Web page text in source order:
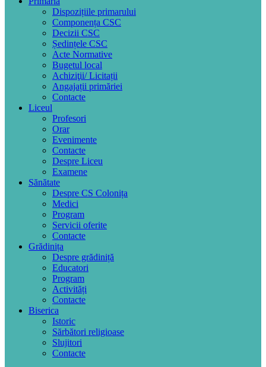
Dispozițiile primarului
Componența CSC
Decizii CSC
Ședințele CSC
Acte Normative
Bugetul local
Achiziţii/ Licitații
Angajații primăriei
Contacte
Liceul
Profesori
Orar
Evenimente
Contacte
Despre Liceu
Examene
Sănătate
Despre CS Colonița
Medici
Program
Servicii oferite
Contacte
Grădinița
Despre grădiniță
Educatori
Program
Activități
Contacte
Biserica
Istoric
Sărbători religioase
Slujitori
Contacte